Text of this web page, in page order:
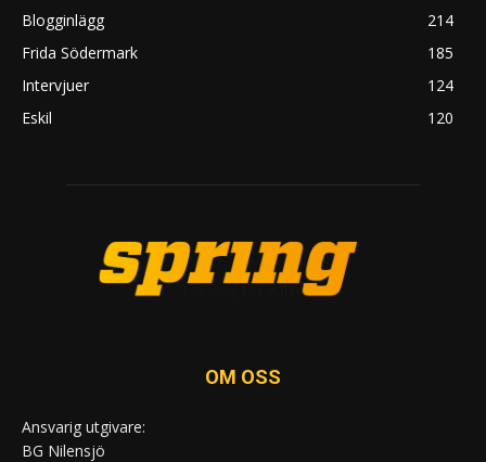
Blogginlägg
214
Frida Södermark
185
Intervjuer
124
Eskil
120
OM OSS
Ansvarig utgivare:
BG Nilensjö